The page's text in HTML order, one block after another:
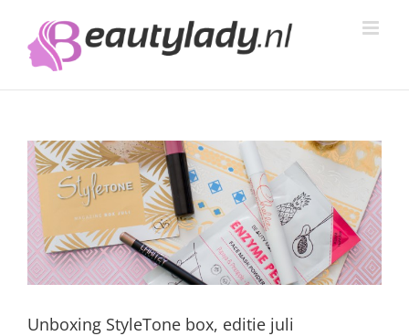
inhoud
Unboxing StyleTone box, editie juli